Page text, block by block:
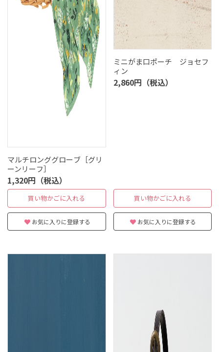
マルチロンググローブ［グリ
ーンリーフ］
1,320円（税込）
買い物かごに入れる
お気に入りに登録する
ミニがま口ポーチ ジョセフ
ィン
2,860円（税込）
買い物かごに入れる
お気に入りに登録する